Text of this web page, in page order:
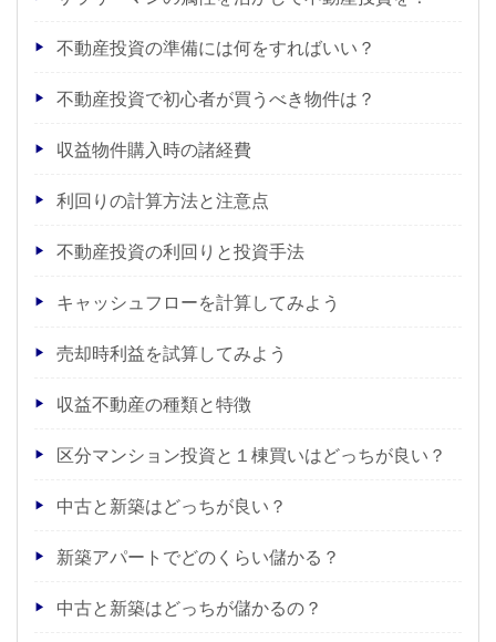
不動産投資の準備には何をすればいい？
不動産投資で初心者が買うべき物件は？
収益物件購入時の諸経費
利回りの計算方法と注意点
不動産投資の利回りと投資手法
キャッシュフローを計算してみよう
売却時利益を試算してみよう
収益不動産の種類と特徴
区分マンション投資と１棟買いはどっちが良い？
中古と新築はどっちが良い？
新築アパートでどのくらい儲かる？
中古と新築はどっちが儲かるの？